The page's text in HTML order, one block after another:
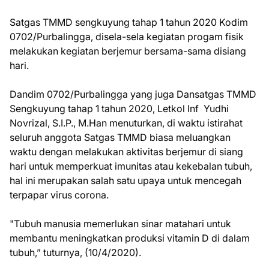
Satgas TMMD sengkuyung tahap 1 tahun 2020 Kodim
0702/Purbalingga, disela-sela kegiatan progam fisik
melakukan kegiatan berjemur bersama-sama disiang
hari.
Dandim 0702/Purbalingga yang juga Dansatgas TMMD
Sengkuyung tahap 1 tahun 2020, Letkol Inf Yudhi
Novrizal, S.I.P., M.Han menuturkan, di waktu istirahat
seluruh anggota Satgas TMMD biasa meluangkan
waktu dengan melakukan aktivitas berjemur di siang
hari untuk memperkuat imunitas atau kekebalan tubuh,
hal ini merupakan salah satu upaya untuk mencegah
terpapar virus corona.
"Tubuh manusia memerlukan sinar matahari untuk
membantu meningkatkan produksi vitamin D di dalam
tubuh,” tuturnya, (10/4/2020).